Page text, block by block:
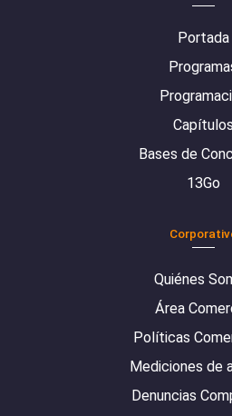
Portada
Capítulos
Bases de
13Go
Quiénes
Área
Políticas
Mediciones de
Denuncias